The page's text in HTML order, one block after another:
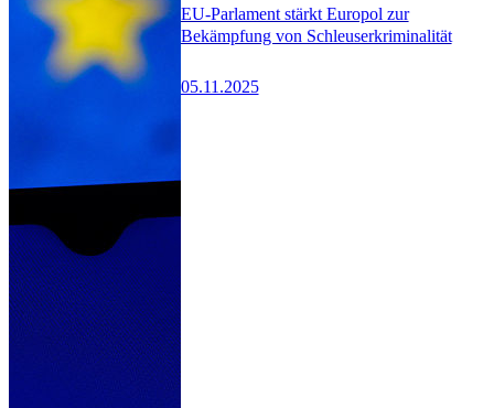
EU-Parlament stärkt Europol zur
Bekämpfung von Schleuserkriminalität
05.11.2025